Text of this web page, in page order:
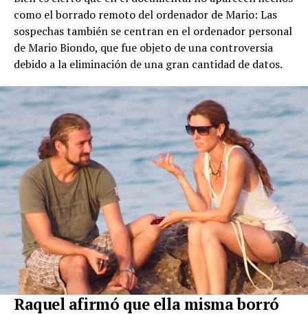
como el borrado remoto del ordenador de Mario: Las
sospechas también se centran en el ordenador personal
de Mario Biondo, que fue objeto de una controversia
debido a la eliminación de una gran cantidad de datos.
Raquel afirmó que ella misma borró